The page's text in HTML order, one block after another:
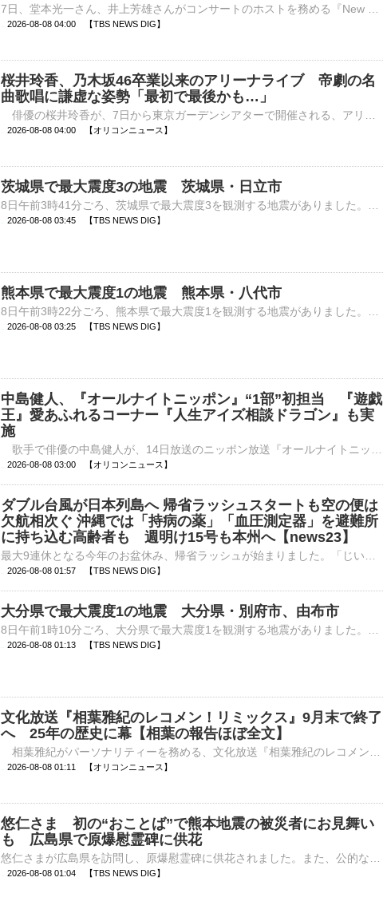
2026-08-08 04:00 【TBS NEWS DIG】
桜井玲香、乃木坂46卒業以来のアリーナライブ 帝劇の名
曲歌唱に謙虚な姿勢「最初で最後かも…」
2026-08-08 04:00 【オリコンニュース】
茨城県で最大震度3の地震 茨城県・日立市
2026-08-08 03:45 【TBS NEWS DIG】
熊本県で最大震度1の地震 熊本県・八代市
2026-08-08 03:25 【TBS NEWS DIG】
中島健人、『オールナイトニッポン』“1部”初担当 『遊戯
王』愛あふれるコーナー『人生アイズ相談ドラゴン』も実
施
2026-08-08 03:00 【オリコンニュース】
ダブル台風が日本列島へ 帰省ラッシュスタートも空の便は
欠航相次ぐ 沖縄では「持病の薬」「血圧測定器」を避難所
に持ち込む高齢者も 週明け15号も本州へ【news23】
2026-08-08 01:57 【TBS NEWS DIG】
大分県で最大震度1の地震 大分県・別府市、由布市
2026-08-08 01:13 【TBS NEWS DIG】
文化放送『相葉雅紀のレコメン！リミックス』9月末で終了
へ 25年の歴史に幕【相葉の報告ほぼ全文】
2026-08-08 01:11 【オリコンニュース】
悠仁さま 初の“おことば”で熊本地震の被災者にお見舞い
も 広島県で原爆慰霊碑に供花
2026-08-08 01:04 【TBS NEWS DIG】